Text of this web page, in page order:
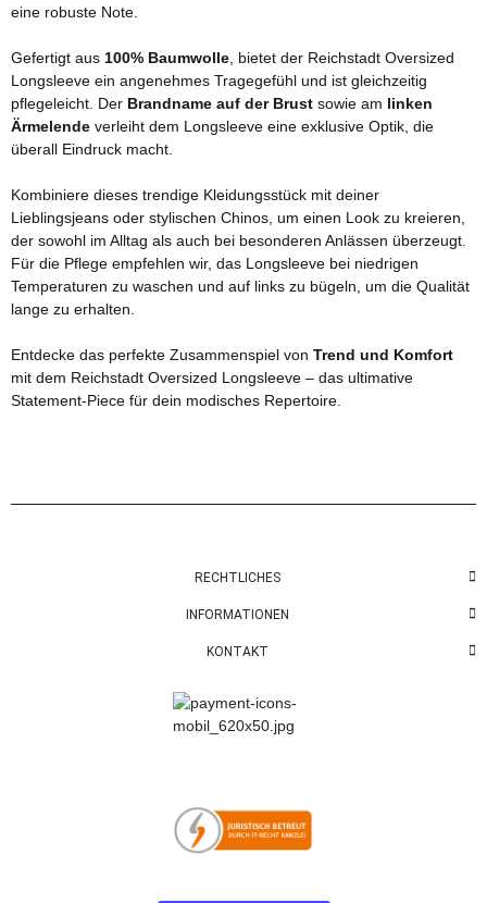
eine robuste Note.
Gefertigt aus 100% Baumwolle , bietet der Reichstadt Oversized
Longsleeve ein angenehmes Tragegefühl und ist gleichzeitig
pflegeleicht. Der Brandname auf der Brust sowie am linken
Ärmelende verleiht dem Longsleeve eine exklusive Optik, die
überall Eindruck macht.
Kombiniere dieses trendige Kleidungsstück mit deiner
Lieblingsjeans oder stylischen Chinos, um einen Look zu kreieren,
der sowohl im Alltag als auch bei besonderen Anlässen überzeugt.
Für die Pflege empfehlen wir, das Longsleeve bei niedrigen
Temperaturen zu waschen und auf links zu bügeln, um die Qualität
lange zu erhalten.
Entdecke das perfekte Zusammenspiel von Trend und Komfort
mit dem Reichstadt Oversized Longsleeve – das ultimative
Statement-Piece für dein modisches Repertoire.
RECHTLICHES
INFORMATIONEN
KONTAKT